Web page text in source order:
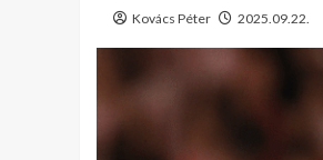
Kovács Péter 2025.09.22.